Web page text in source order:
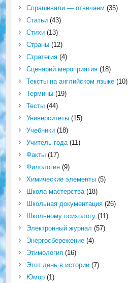
Спрашивали — отвечаем (35)
Статьи(43)
Стихи(13)
Страны(12)
Стратегия(4)
Сценарий мероприятия(18)
Тексты на английском языке(10)
Термины(19)
Тесты(44)
Университеты(15)
Учебники(18)
Учитель года(11)
Факты(17)
Филология(9)
Химические элементы(5)
Школа мастерства(18)
Школьная документация(26)
Школьному психологу(11)
Электронный журнал (57)
Энергосбережение(4)
Этимология(16)
Этот день в истории(7)
Юмор(1)